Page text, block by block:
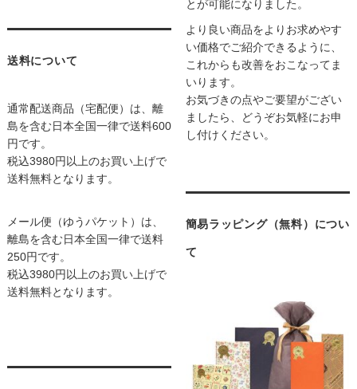
送料について
通常配送商品（宅配便）は、離
島を含む日本全国一律で送料600
円です。
税込3980円以上のお買い上げで
送料無料となります。
メール便（ゆうパケット）は、
離島を含む日本全国一律で送料
250円です。
税込3980円以上のお買い上げで
送料無料となります。
とが可能になりました。
より良い商品をよりお求めやす
い価格でご紹介できるように、
これからも改善をおこなってま
いります。
お気づきの点やご要望がござい
ましたら、どうぞお気軽にお申
し付けください。
簡易ラッピング（無料）につい
て